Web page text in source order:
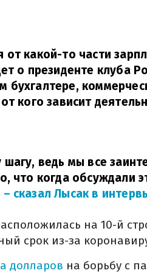
какой-то части
о президенте клуба
бухгалтере,
кого зависит
ведь мы все
что когда обсуждали
– сказал Лысак в
на 10-й
срок из-за
долларов на борьбу с